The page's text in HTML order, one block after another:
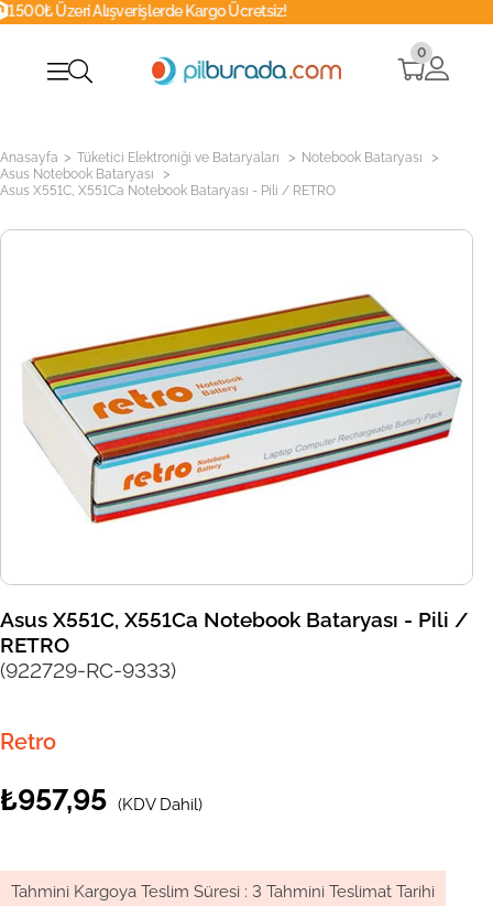
Kargo Ücretsiz!
0
Anasayfa > Tüketici Elektroniği ve Bataryaları > Notebook Bataryası >
Asus Notebook Bataryası >
Asus X551C, X551Ca Notebook Bataryası - Pili / RETRO
Asus X551C, X551Ca Notebook Bataryası - Pili /
RETRO
(922729-RC-9333)
Retro
₺957,95 (KDV Dahil)
Tahmini Kargoya Teslim Süresi : 3 Tahmini Teslimat Tarihi